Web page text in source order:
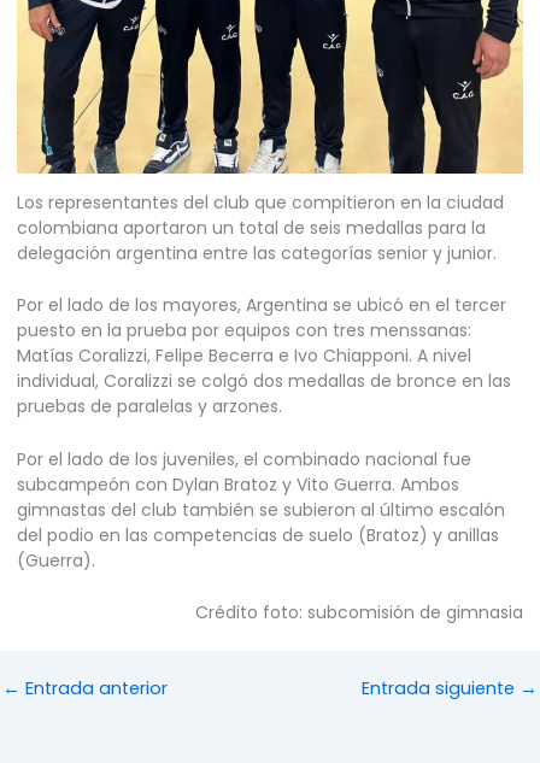
Los representantes del club que compitieron en la ciudad
colombiana aportaron un total de seis medallas para la
delegación argentina entre las categorías senior y junior.
Por el lado de los mayores, Argentina se ubicó en el tercer
puesto en la prueba por equipos con tres menssanas:
Matías Coralizzi, Felipe Becerra e Ivo Chiapponi. A nivel
individual, Coralizzi se colgó dos medallas de bronce en las
pruebas de paralelas y arzones.
Por el lado de los juveniles, el combinado nacional fue
subcampeón con Dylan Bratoz y Vito Guerra. Ambos
gimnastas del club también se subieron al último escalón
del podio en las competencias de suelo (Bratoz) y anillas
(Guerra).
Crédito foto: subcomisión de gimnasia
← Entrada anterior Entrada siguiente →